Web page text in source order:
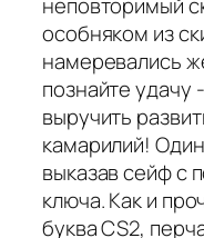
особняком из
намеревались
познайте удачу
выручить
камарилий!
выказав сейф с
ключа. Как и
буква CS2,